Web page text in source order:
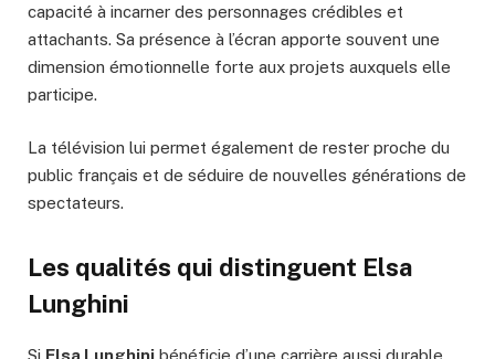
capacité à incarner des personnages crédibles et
attachants. Sa présence à l’écran apporte souvent une
dimension émotionnelle forte aux projets auxquels elle
participe.
La télévision lui permet également de rester proche du
public français et de séduire de nouvelles générations de
spectateurs.
Les qualités qui distinguent Elsa
Lunghini
Si Elsa Lunghini bénéficie d’une carrière aussi durable,